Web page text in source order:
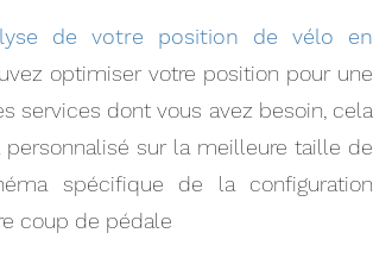
de votre position de vélo en
optimiser votre position pour une
services dont vous avez besoin, cela
sur la meilleure taille de
spécifique de la configuration
coup de pédale